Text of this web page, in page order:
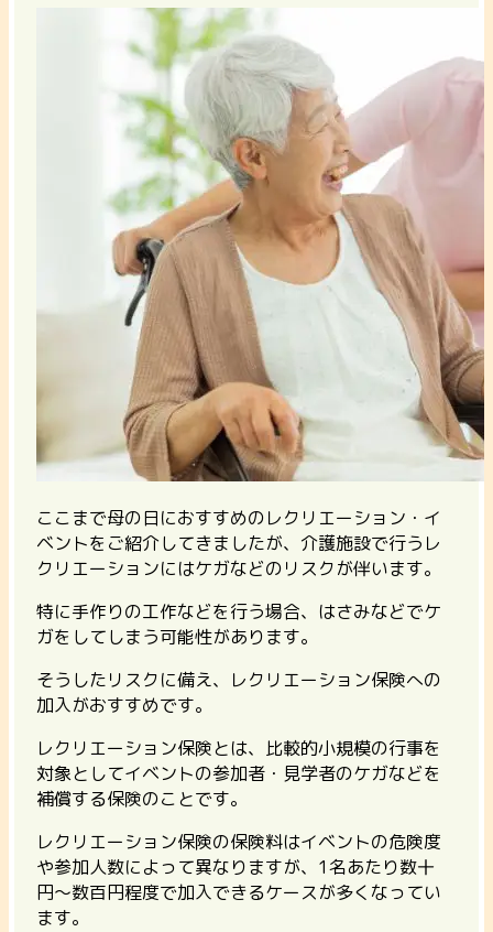
ここまで母の日におすすめのレクリエーション・イ
ベントをご紹介してきましたが、介護施設で行うレ
クリエーションにはケガなどのリスクが伴います。
特に手作りの工作などを行う場合、はさみなどでケ
ガをしてしまう可能性があります。
そうしたリスクに備え、レクリエーション保険への
加入がおすすめです。
レクリエーション保険とは、比較的小規模の行事を
対象としてイベントの参加者・見学者のケガなどを
補償する保険のことです。
レクリエーション保険の保険料はイベントの危険度
や参加人数によって異なりますが、1名あたり数十
円〜数百円程度で加入できるケースが多くなってい
ます。